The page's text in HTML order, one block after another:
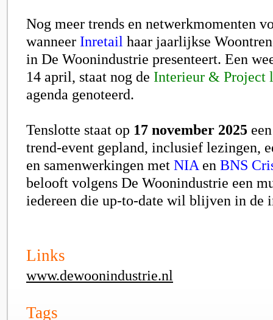
Nog meer trends en netwerkmomenten
wanneer Inretail haar jaarlijkse
in De Woonindustrie presenteert. Een
14 april, staat nog de Interieur & Project
agenda genoteerd.
Tenslotte staat op 17 november 2025
trend-event gepland, inclusief lezingen,
en samenwerkingen met NIA en BNS
belooft volgens De Woonindustrie een
iedereen die up-to-date wil blijven in de
Links
www.dewoonindustrie.nl
Tags